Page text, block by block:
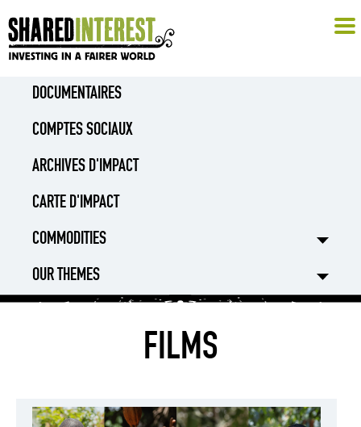
DOCUMENTAIRES
COMPTES SOCIAUX
ARCHIVES D'IMPACT
CARTE D'IMPACT
COMMODITIES
OUR THEMES
FILMS